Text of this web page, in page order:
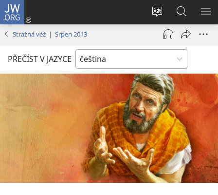
JW.ORG
Změnit
jazyk
stránek
Přihlásit
se
(otevřeno
okno)
Hledat
na
JW.ORG
Strážná věž | Srpen 2013
PŘEČÍST V JAZYCE